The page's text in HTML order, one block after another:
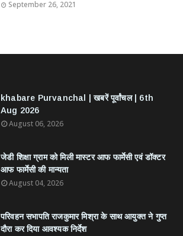
September 26, 2021
khabare Purvanchal | खबरें पूर्वांचल | 6th
Aug 2026
August 06, 2026
जेडी शिक्षा ग्राम को मिली मास्टर आफ फार्मेसी एवं डॉक्टर
आफ फार्मेसी की मान्यता
August 04, 2026
परिवहन सभापति राजकुमार मिश्रा के साथ आयुक्त ने गुप्त
दौरा कर दिया आवश्यक निर्देश